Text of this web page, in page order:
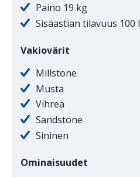
Paino 19 kg
Sisäastian tilavuus 100 l
Vakiovärit
Millstone
Musta
Vihreä
Sandstone
Sininen
Ominaisuudet